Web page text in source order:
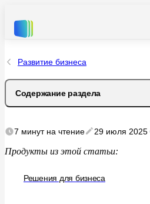
Развитие бизнеса
Содержание раздела
Определение спроса
Потребительский и
Объём и цена спроса
7 минутна чтение 29 июля 2025
Продукты из этой статьи:
Решения для бизнеса